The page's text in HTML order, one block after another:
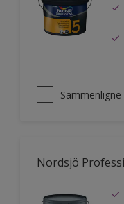
Sammenligne
Nordsjö